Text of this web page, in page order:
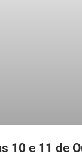
10 e 11 de